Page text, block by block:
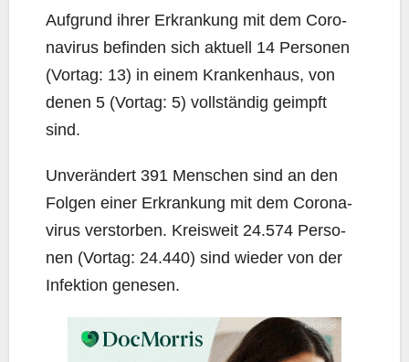
Auf­grund ihrer Erkran­kung mit dem Coro­
na­vi­rus befin­den sich aktu­ell 14 Per­so­nen
(Vor­tag: 13) in einem Kran­ken­haus, von
denen 5 (Vor­tag: 5) voll­stän­dig geimpft
sind.
Unver­än­dert 391 Men­schen sind an den
Fol­gen einer Erkran­kung mit dem Coro­na­
vi­rus ver­stor­ben. Kreis­weit 24.574 Per­so­
nen (Vor­tag: 24.440) sind wie­der von der
Infek­ti­on genesen.